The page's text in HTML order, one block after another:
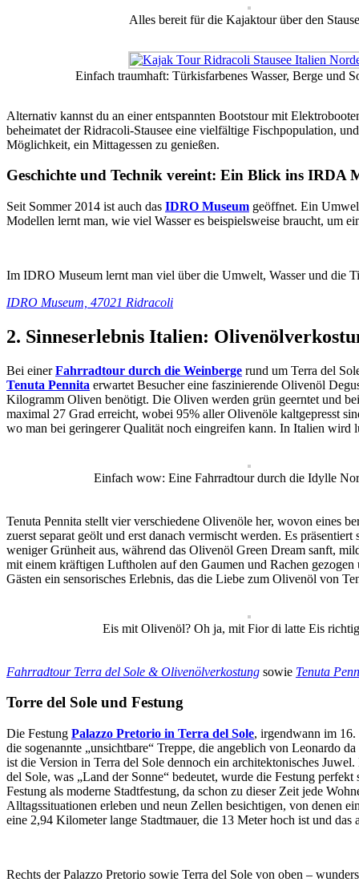
Alles bereit für die Kajaktour über den
Einfach traumhaft: Türkisfarbenes Wasser, Berge und
Alternativ kannst du an einer entspannten Bootstour mit
beheimatet der Ridracoli-Stausee eine vielfältige Fischpopulation,
Möglichkeit, ein Mittagessen zu genießen.
Geschichte und Technik vereint: Ein Blick ins IRDA
Seit Sommer 2014 ist auch das IDRO Museum geöffnet. Ein
Modellen lernt man, wie viel Wasser es beispielsweise braucht, um
Im IDRO Museum lernt man viel über die Umwelt, Wasser und die
IDRO Museum, 47021 Ridracoli
2. Sinneserlebnis Italien:
Bei einerFahrradtour durch die Weinberge rund um Terra del
Tenuta Pennita erwartet Besucher eine faszinierende Olivenöl
Kilogramm Oliven benötigt. Die Oliven werden grün geerntet und
maximal 27 Grad erreicht, wobei 95% aller Olivenöle kaltgepresst
wo man bei geringerer Qualität noch eingreifen kann. In Italien
Einfach wow: Eine Fahrradtour durch die Idylle
Tenuta Pennita stellt vier verschiedene Olivenöle her, wovon eines
zuerst separat geölt und erst danach vermischt werden. Es
weniger Grünheit aus, während das Olivenöl Green Dream sanft,
mit einem kräftigen Luftholen auf den Gaumen und Rachen
Gästen ein sensorisches Erlebnis, das die Liebe zum Olivenöl von
Eis mit Olivenöl? Oh ja, mit Fior di latte Eis
Fahrradtour Terra del Sole & Olivenölverkostung sowie Tenuta
Torre del Sole und Festung
Die Festung Palazzo Pretorio in Terra del Sole, irgendwann im 16.
die sogenannte „unsichtbare“ Treppe, die angeblich von Leonardo
ist die Version in Terra del Sole dennoch ein architektonisches
del Sole, was „Land der Sonne“ bedeutet, wurde die Festung
Festung als moderne Stadtfestung, da schon zu dieser Zeit jede
Alltagssituationen erleben und neun Zellen besichtigen, von denen
eine 2,94 Kilometer lange Stadtmauer, die 13 Meter hoch ist und
Rechts der Palazzo Pretorio sowie Terra del Sole von oben –